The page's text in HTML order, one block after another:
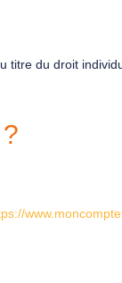
titre du droit